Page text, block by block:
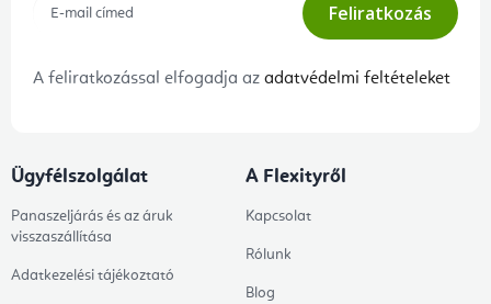
Feliratkozás
A feliratkozással elfogadja az adatvédelmi feltételeket
Ügyfélszolgálat
Panaszeljárás és az áruk
visszaszállítása
Adatkezelési tájékoztató
A Flexityről
Kapcsolat
Rólunk
Blog